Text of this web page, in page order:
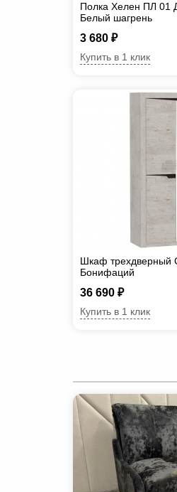
Полка Хелен ПЛ 01
Белый шагрень
3 680 ₽
Купить в 1 клик
Шкаф трехдверный
Бонифаций
36 690 ₽
Купить в 1 клик